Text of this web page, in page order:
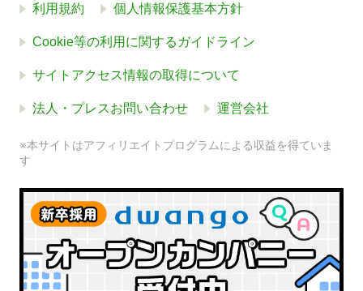
利用規約 個人情報保護基本方針
Cookie等の利用に関するガイドライン
サイトアクセス情報の取得について
法人・プレスお問い合わせ 運営会社
※本サイトはアフィリエイトプログラムによる収益を得ていま
す